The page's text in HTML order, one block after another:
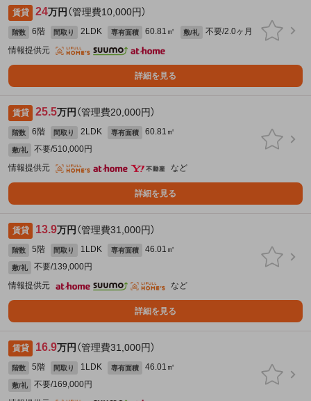
賃貸 24万円 （管理費10,000円）
階数 6階 間取り 2LDK 専有面積 60.81㎡ 敷/礼
不要/2.0ヶ月
情報提供元
詳細を見る
賃貸 25.5万円 （管理費20,000円）
階数 6階 間取り 2LDK 専有面積 60.81㎡
敷/礼
不要/510,000円
情報提供元
など
詳細を見る
賃貸 13.9万円 （管理費31,000円）
階数 5階 間取り 1LDK 専有面積 46.01㎡
敷/礼
不要/139,000円
情報提供元
など
詳細を見る
賃貸 16.9万円 （管理費31,000円）
階数 5階 間取り 1LDK 専有面積 46.01㎡
敷/礼
不要/169,000円